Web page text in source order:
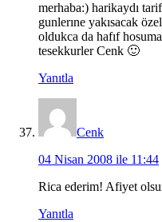
merhaba:) harikaydı
gunlerıne yakısacak
oldukca da hafıf
tesekkurler Cenk 🙂
Yanıtla
Cenk
04 Nisan 2008 ile 11:44
Rica ederim! Afiyet
Yanıtla